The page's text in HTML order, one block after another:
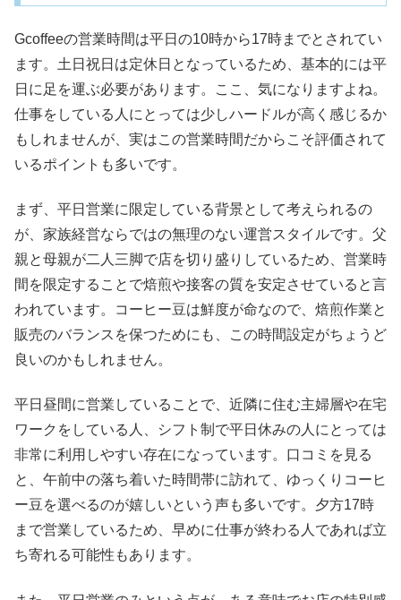
Gcoffeeの営業時間は平日の10時から17時までとされてい
ます。土日祝日は定休日となっているため、基本的には平
日に足を運ぶ必要があります。ここ、気になりますよね。
仕事をしている人にとっては少しハードルが高く感じるか
もしれませんが、実はこの営業時間だからこそ評価されて
いるポイントも多いです。
まず、平日営業に限定している背景として考えられるの
が、家族経営ならではの無理のない運営スタイルです。父
親と母親が二人三脚で店を切り盛りしているため、営業時
間を限定することで焙煎や接客の質を安定させていると言
われています。コーヒー豆は鮮度が命なので、焙煎作業と
販売のバランスを保つためにも、この時間設定がちょうど
良いのかもしれません。
平日昼間に営業していることで、近隣に住む主婦層や在宅
ワークをしている人、シフト制で平日休みの人にとっては
非常に利用しやすい存在になっています。口コミを見る
と、午前中の落ち着いた時間帯に訪れて、ゆっくりコーヒ
ー豆を選べるのが嬉しいという声も多いです。夕方17時
まで営業しているため、早めに仕事が終わる人であれば立
ち寄れる可能性もあります。